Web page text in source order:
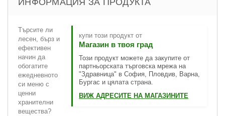
купи този продукт от
Магазин в твоя град
Този продукт можете да закупите от
партньорската търговска мрежа на
"Здравница" в София, Пловдив, Варна,
Бургас и цялата страна.
ВИЖ АДРЕСИТЕ НА МАГАЗИНИТЕ
Търсите ли
лесен, бърз и
ефективен
начин да
обогатите
ежедневното
си меню с
ценни
хранителни
вещества?